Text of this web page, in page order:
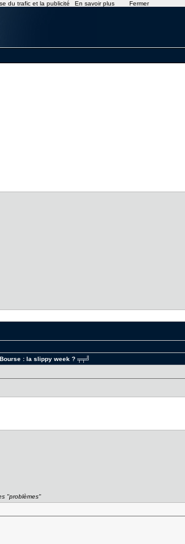
: la slippy week ? ╤╤╝
"problèmes"
du trafic et la publicité En savoir plus Fermer